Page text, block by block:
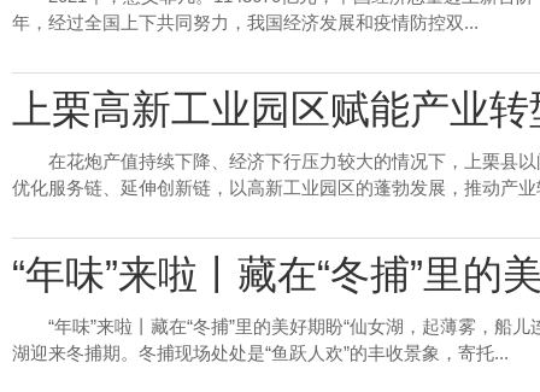
年，经过全国上下共同努力，我国经济发展和疫情防控双...
上栗高新工业园区赋能产业
在花炮产值持续下降、经济下行压力较大的情况下，上栗县
优化服务链、延伸创新链，以高新工业园区的蓬勃发展，推动产
“年味”来啦丨藏在“冬捕”里的
“年味”来啦丨藏在“冬捕”里的美好期盼“仙女湖，起薄雾，船
湖迎来冬捕期。冬捕现场处处是“鱼跃人欢”的丰收景象，寄托...